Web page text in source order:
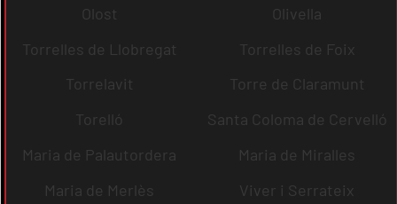
Olost
Olivella
Torrelles de Llobregat
Torrelles de Foix
Torrelavit
Torre de Claramunt
Torelló
Santa Coloma de Cervelló
Maria de Palautordera
Maria de Miralles
Maria de Merlès
Viver i Serrateix